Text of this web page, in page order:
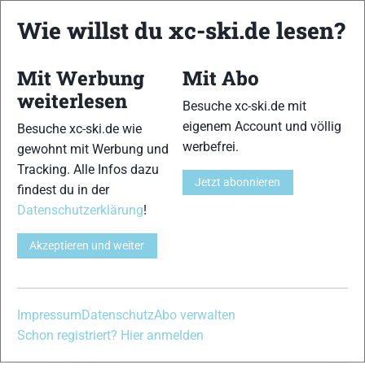
10. bis 12. Jänner findet zum zweiten Mal der “Dachsteinlauf”
“Tour de Ramsau” mit rund 1.000 Teilnehmern eine erfolgreiche
Premiere …
Wie willst du xc-ski.de lesen?
Mit Werbung
weiterlesen
Besuche xc-ski.de wie
gewohnt mit Werbung und
Tracking. Alle Infos dazu
findest du in der
Datenschutzerklärung!
Akzeptieren und weiter
Mit Abo
Besuche xc-ski.de mit
eigenem Account und völlig
werbefrei.
Jetzt abonnieren
ImpressumDatenschutzAbo verwalten
Schon registriert? Hier anmelden